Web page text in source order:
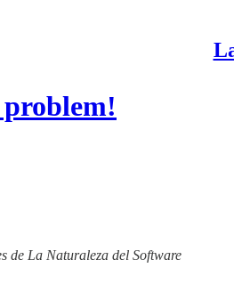
problem!
de La Naturaleza del Software